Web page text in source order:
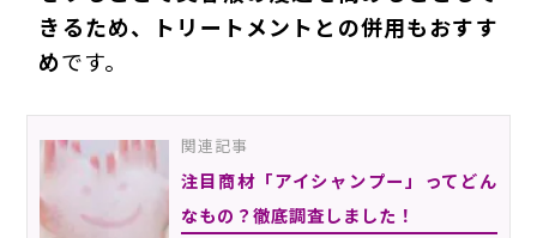
きるため、トリートメントとの併用もおすす
めです。
関連記事
注目商材「アイシャンプー」ってどん
なもの？徹底調査しました！